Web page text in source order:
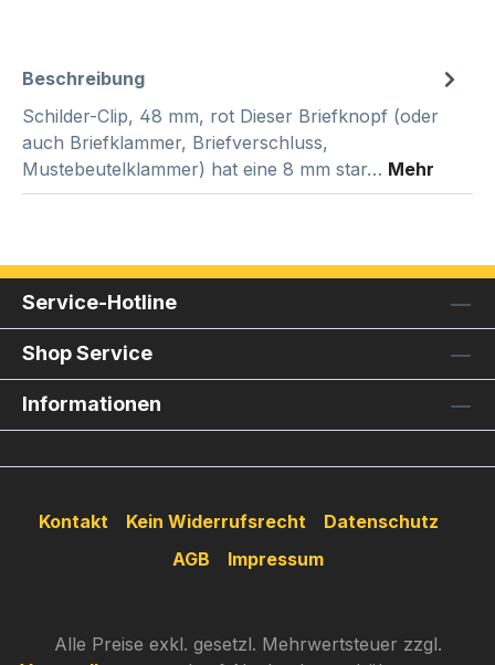
Beschreibung
Schilder-Clip, 48 mm, rot Dieser Briefknopf (oder
auch Briefklammer, Briefverschluss,
Mustebeutelklammer) hat eine 8 mm star… Mehr
Service-Hotline
Shop Service
Informationen
Kontakt Kein Widerrufsrecht
Datenschutz
AGB
Impressum
Alle Preise exkl. gesetzl. Mehrwertsteuer zzgl.